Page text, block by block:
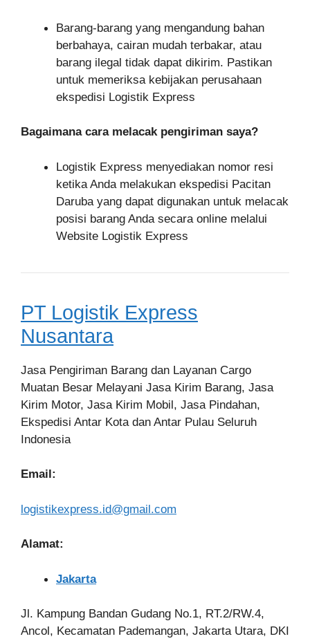
Barang-barang yang mengandung bahan
berbahaya, cairan mudah terbakar, atau
barang ilegal tidak dapat dikirim. Pastikan
untuk memeriksa kebijakan perusahaan
ekspedisi Logistik Express
Bagaimana cara melacak pengiriman saya?
Logistik Express menyediakan nomor resi
ketika Anda melakukan ekspedisi Pacitan
Daruba yang dapat digunakan untuk melacak
posisi barang Anda secara online melalui
Website Logistik Express
PT Logistik Express
Nusantara
Jasa Pengiriman Barang dan Layanan Cargo
Muatan Besar Melayani Jasa Kirim Barang, Jasa
Kirim Motor, Jasa Kirim Mobil, Jasa Pindahan,
Ekspedisi Antar Kota dan Antar Pulau Seluruh
Indonesia
Email:
logistikexpress.id@gmail.com
Alamat:
Jakarta
Jl. Kampung Bandan Gudang No.1, RT.2/RW.4,
Ancol, Kecamatan Pademangan, Jakarta Utara, DKI